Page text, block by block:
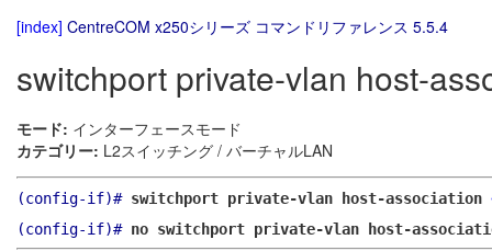
[index] CentreCOM x250シリーズ コマンドリファレンス 5.5.4
switchport private-vlan host-
モード: インターフェースモード
カテゴリー: L2スイッチング / バーチャルLAN
(config-if)# switchport private-vlan host-association
(config-if)# no switchport private-vlan host-